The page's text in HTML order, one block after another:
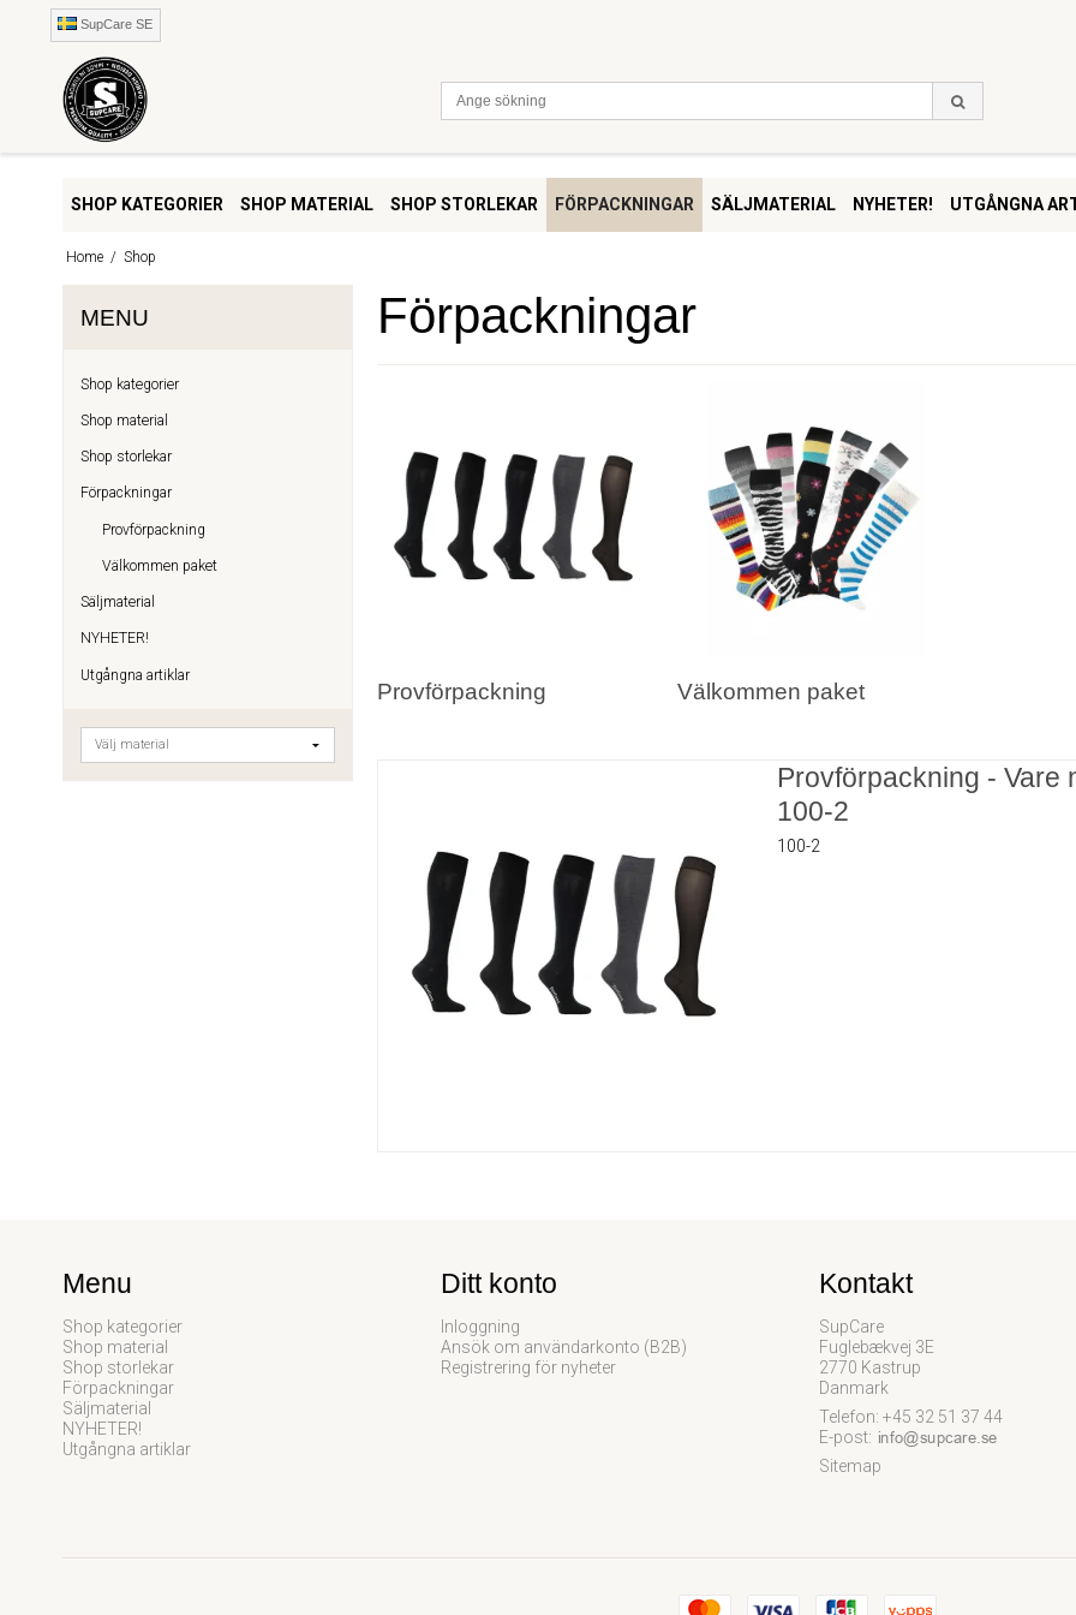
SupCare SE
SHOP KATEGORIER SHOP MATERIAL SHOP STORLEKAR FÖRPACKNINGAR SÄLJMATERIAL NYHETER! UTGÅNGNA
Home / Shop
MENU
Shop kategorier
Shop material
Shop storlekar
Förpackningar
Provförpackning
Välkommen paket
Säljmaterial
NYHETER!
Utgångna artiklar
Förpackningar
Provförpackning Välkommen paket
Provförpackning - Vare
100-2
100-2
Menu
Shop kategorier
Shop material
Shop storlekar
Förpackningar
Säljmaterial
NYHETER!
Utgångna artiklar
Ditt konto
Inloggning
Ansök om användarkonto (B2B)
Registrering för nyheter
Kontakt
SupCare
Fuglebækvej 3E
2770 Kastrup
Danmark
Telefon: +45 32 51 37 44
E-post:
Sitemap